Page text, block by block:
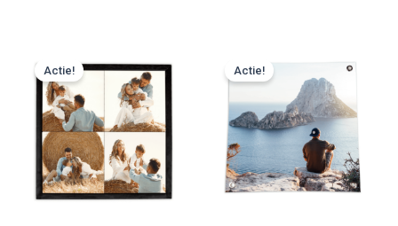
Actie! prijs
was:
€ 44,95.
prijs
is:
€ 39,95.
Actie!
€ 19,99
tot
€ 89,99